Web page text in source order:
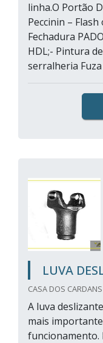
linha.O Portão
Peccinin –
Fechadura
HDL;- Pintura
serralheria Fuza
LUVA
CASA DOS
A luva
mais
funcionamento.